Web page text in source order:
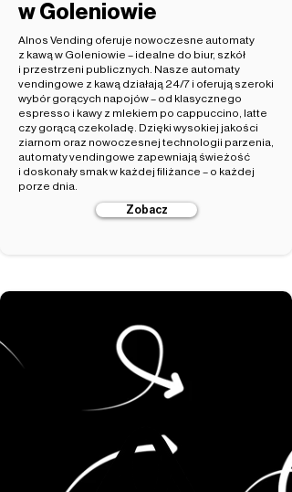
w Goleniowie
Alnos Vending oferuje nowoczesne automaty
z kawą w Goleniowie – idealne do biur, szkół
i przestrzeni publicznych. Nasze automaty
vendingowe z kawą działają 24/7 i oferują szeroki
wybór gorących napojów – od klasycznego
espresso i kawy z mlekiem po cappuccino, latte
czy gorącą czekoladę. Dzięki wysokiej jakości
ziarnom oraz nowoczesnej technologii parzenia,
automaty vendingowe zapewniają świeżość
i doskonały smak w każdej filiżance – o każdej
porze dnia.
Zobacz